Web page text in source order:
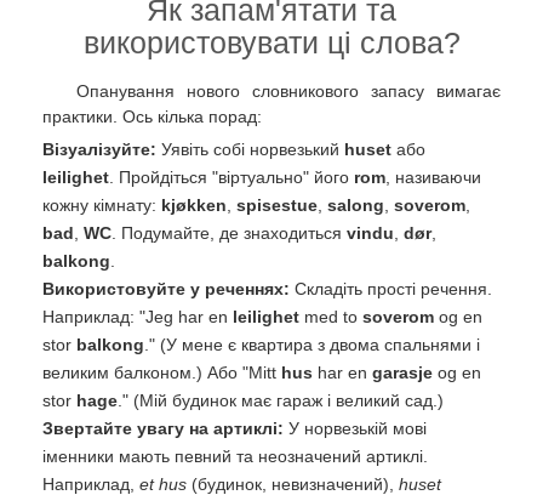
Як запам'ятати та
використовувати ці слова?
Опанування нового словникового запасу вимагає
практики. Ось кілька порад:
Візуалізуйте: Уявіть собі норвезький huset або
leilighet . Пройдіться "віртуально" його rom , називаючи
кожну кімнату: kjøkken spisestue salong soverom
bad WC . Подумайте, де знаходиться vindu dør,
balkong
Використовуйте у реченнях: Складіть прості речення.
Наприклад: "Jeg har en leilighet med to soverom og en
stor balkong ." (У мене є квартира з двома спальнями і
великим балконом.) Або "Mitt hus har en garasje og en
stor hage ." (Мій будинок має гараж і великий сад.)
Звертайте увагу на артиклі: У норвезькій мові
іменники мають певний та неозначений артиклі.
Наприклад, et hus (будинок, невизначений), huset